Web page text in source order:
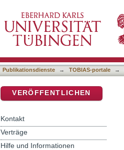
Publikationsdienste → TOBIAS-portale →
VERÖFFENTLICHEN
Kontakt
Verträge
Hilfe und Informationen